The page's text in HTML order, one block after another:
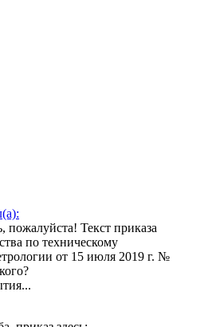
пожалуйста! Текст приказа
по техническому
от 15 июля 2019 г. №